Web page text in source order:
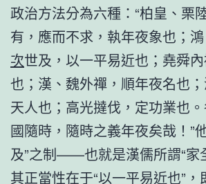
政治方法分為六種：“柏皇、栗
有，應而不求，執年夜象也；
次世及，以一平易近也；堯舜
也；漢、魏外禪，順年夜名也
天人也；高光撻伐，定功業也
國隨時，隨時之義年夜矣哉！”
及”之制——也就是漢儒所謂“
其正當性在于“以一平易近也”